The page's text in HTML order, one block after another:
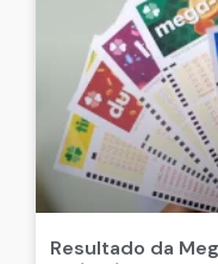
Resultado da